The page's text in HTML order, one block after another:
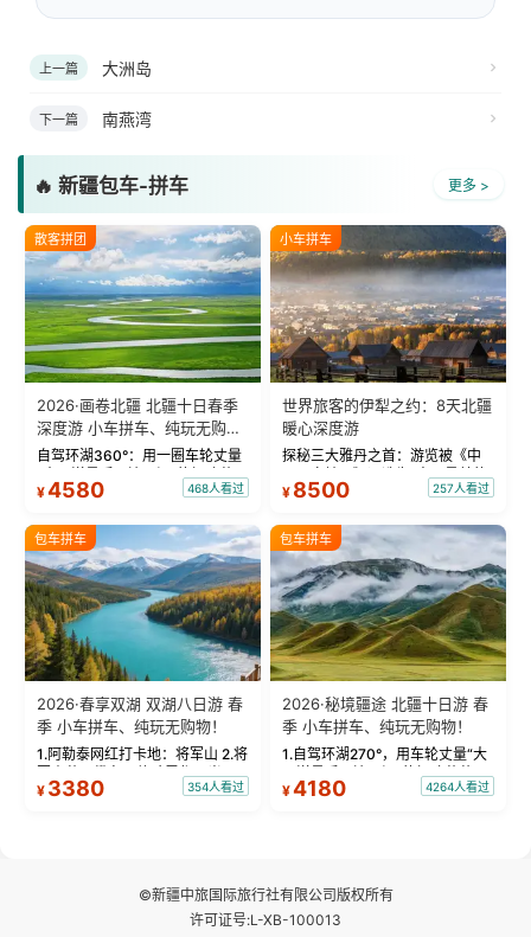
上一篇 大洲岛
下一篇 南燕湾
🔥 新疆包车-拼车 更多 >
散客拼团
2026·画卷北疆 北疆十日春季
深度游 小车拼车、纯玩无购
物！
自驾环湖360°：用一圈车轮丈量
“大西洋最后一滴眼泪”的极致蔚
蓝。 赛湖旅拍：甄选多款风格服
绝美瞬间。 赛湖坦克300跟车视
频：专业摄影师...
¥4580 468人看过
小车拼车
世界旅客的伊犁之约：8天北疆
暖心深度游
探秘三大雅丹之首：游览被《中
国国家地理》评选为“中国最美的
三大雅丹”第一名的克拉玛依魔鬼
瓦人最大村落——禾木村，欣赏
晨雾与小木...
¥ 8500 257人看过
包车拼车
2026·春享双湖 双湖八日游 春
季 小车拼车、纯玩无购物！
1.阿勒泰网红打卡地：将军山 2.将
军山落日缆车，体验雪都风光 3.
将军山，夕阳派对，蹦迪party 4.
¥ 3380 354人看过
包车拼车
2026·秘境疆途 北疆十日游 春
季 小车拼车、纯玩无购物！
1.自驾环湖270°，用车轮丈量“大
西洋最后一滴眼泪”的极致蔚蓝，
让雪山、花海与深邃湖水在转弯
¥4180 4264人看过
©新疆中旅国际旅行社有限公司版权所有
许可证号:L-XB-100013